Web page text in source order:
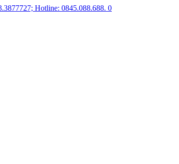
Hotline: 0845.088.688. 0